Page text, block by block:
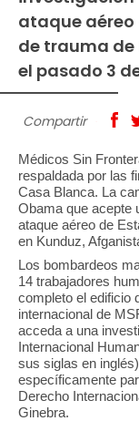
ataque aéreo
de trauma de
el pasado 3
Compartir
Médicos Sin
respaldada por las
Casa Blanca. La
Obama que acepte
ataque aéreo de
en Kunduz,
Los bombardeos
14 trabajadores
completo el edificio
internacional de
acceda a una
Internacional
sus siglas en
específicamente
Derecho
Ginebra.